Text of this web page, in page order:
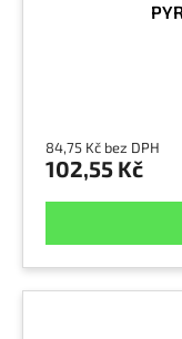
84,75 Kč bez DPH
102,55 Kč